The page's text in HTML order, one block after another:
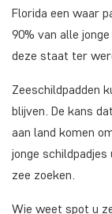
Florida een waar
90% van alle
deze staat ter
Zeeschildpadden
blijven. De kans
aan land komen
jonge
zee zoeken.
Wie weet spot u